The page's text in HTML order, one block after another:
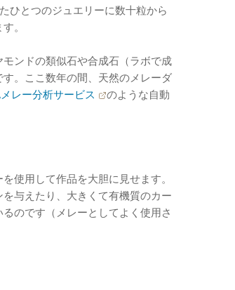
ひとつのジュエリーに数十粒から
。
ンドの類似石や合成石（ラボで成
。ここ数年の間、天然のメレーダ
レー分析サービス
のような自動
使用して作品を大胆に見せます。
与えたり、大きくて有機質のカー
のです（メレーとしてよく使用さ